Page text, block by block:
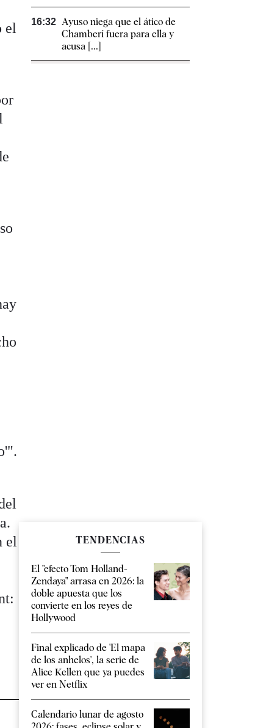
el
el
16:32 Ayuso niega que el ático de
Chamberí fuera para ella y
acusa [...]
TENDENCIAS
El "efecto Tom Holland-
Zendaya" arrasa en 2026: la
doble apuesta que los
convierte en los reyes de
Hollywood
Final explicado de 'El mapa
de los anhelos', la serie de
Alice Kellen que ya puedes
ver en Netflix
Calendario lunar de agosto